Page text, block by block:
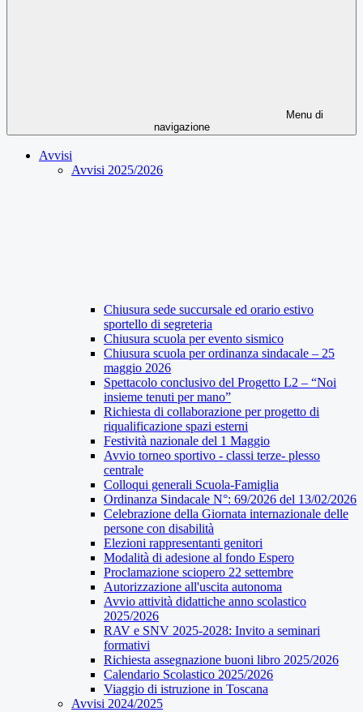
Menu di
navigazione
Avvisi
Avvisi 2025/2026
Chiusura sede succursale ed orario estivo
sportello di segreteria
Chiusura scuola per evento sismico
Chiusura scuola per ordinanza sindacale – 25
maggio 2026
Spettacolo conclusivo del Progetto L2 – “Noi
insieme tenuti per mano”
Richiesta di collaborazione per progetto di
riqualificazione spazi esterni
Festività nazionale del 1 Maggio
Avvio torneo sportivo - classi terze- plesso
centrale
Colloqui generali Scuola-Famiglia
Ordinanza Sindacale N°: 69/2026 del 13/02/2026
Celebrazione della Giornata internazionale delle
persone con disabilità
Elezioni rappresentanti genitori
Modalità di adesione al fondo Espero
Proclamazione sciopero 22 settembre
Autorizzazione all'uscita autonoma
Avvio attività didattiche anno scolastico
2025/2026
RAV e SNV 2025-2028: Invito a seminari
formativi
Richiesta assegnazione buoni libro 2025/2026
Calendario Scolastico 2025/2026
Viaggio di istruzione in Toscana
Avvisi 2024/2025